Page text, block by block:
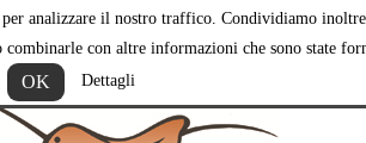
analizzare il nostro traffico. Condividiamo
con altre informazioni che sono state
OK Dettagli